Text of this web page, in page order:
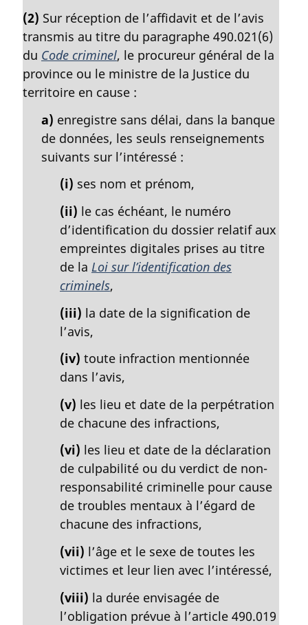
t
e
m
a
r
g
(2) Sur réception de l’affidavit et de l’avis
transmis au titre du paragraphe 490.021(6)
du Code criminel, le procureur général de la
province ou le ministre de la Justice du
territoire en cause :
a) enregistre sans délai, dans la banque
de données, les seuls renseignements
suivants sur l’intéressé :
(i) ses nom et prénom,
(ii) le cas échéant, le numéro
d’identification du dossier relatif aux
empreintes digitales prises au titre
de la Loi sur l’identification des
criminels,
(iii) la date de la signification de
l’avis,
(iv) toute infraction mentionnée
dans l’avis,
(v) les lieu et date de la perpétration
de chacune des infractions,
(vi) les lieu et date de la déclaration
de culpabilité ou du verdict de non-
responsabilité criminelle pour cause
de troubles mentaux à l’égard de
chacune des infractions,
(vii) l’âge et le sexe de toutes les
victimes et leur lien avec l’intéressé,
(viii) la durée envisagée de
l’obligation prévue à l’article 490.019